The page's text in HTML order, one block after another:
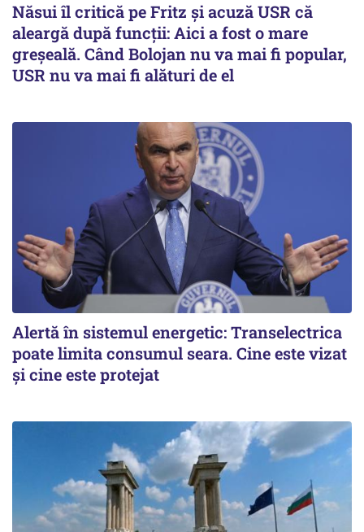
Năsui îl critică pe Fritz și acuză USR că
aleargă după funcții: Aici a fost o mare
greșeală. Când Bolojan nu va mai fi popular,
USR nu va mai fi alături de el
Alertă în sistemul energetic: Transelectrica
poate limita consumul seara. Cine este vizat
și cine este protejat